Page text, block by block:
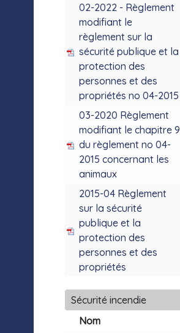
02-2022 - Règlement
modifiant le
règlement sur la
sécurité publique et la
protection des
personnes et des
propriétés no 04-2015
03-2020 Règlement
modifiant le chapitre 9
du règlement no 04-
2015 concernant les
animaux
2015-04 Règlement
sur la sécurité
publique et la
protection des
personnes et des
propriétés
Sécurité incendie
Nom